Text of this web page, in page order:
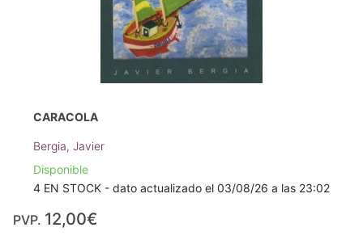
CARACOLA
Bergia, Javier
Disponible
4 EN STOCK - dato actualizado el 03/08/26 a las 23:02
PVP. 12,00€